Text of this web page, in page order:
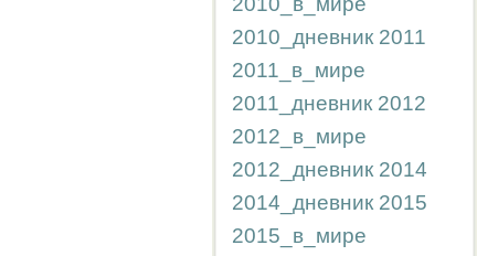
2010_дневник 2011
2011_в_мире
2011_дневник 2012
2012_в_мире
2012_дневник 2014
2014_дневник 2015
2015_в_мире